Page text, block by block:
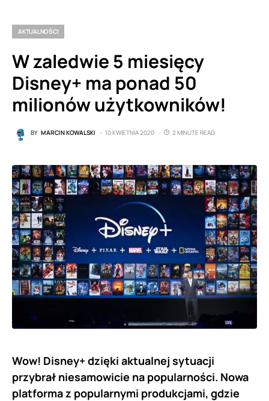
AKTUALNOŚCI
W zaledwie 5 miesięcy
Disney+ ma ponad 50
milionów użytkowników!
BY MARCIN KOWALSKI 10 KWIETNIA 2020 2 MINUTE READ
Wow! Disney+ dzięki aktualnej sytuacji
przybrał niesamowicie na popularności. Nowa
platforma z popularnymi produkcjami, gdzie